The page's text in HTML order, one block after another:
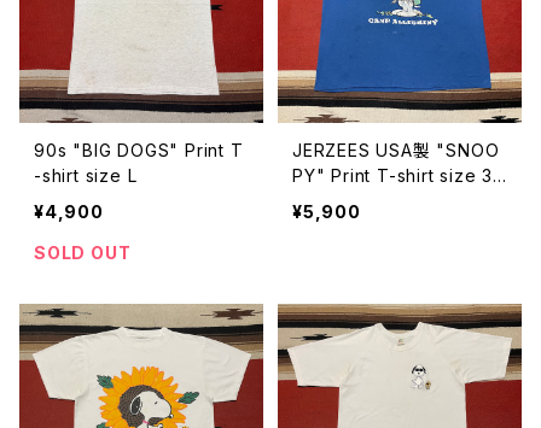
90s "BIG DOGS" Print T
-shirt size L
¥4,900
SOLD OUT
JERZEES USA製 "SNOO
PY" Print T-shirt size 3X
L
¥5,900